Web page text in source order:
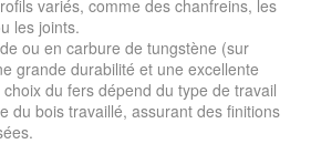
variés, comme des chanfreins, les
les joints.
ou en carbure de tungstène (sur
grande durabilité et une excellente
choix du fers dépend du type de travail
du bois travaillé, assurant des finitions